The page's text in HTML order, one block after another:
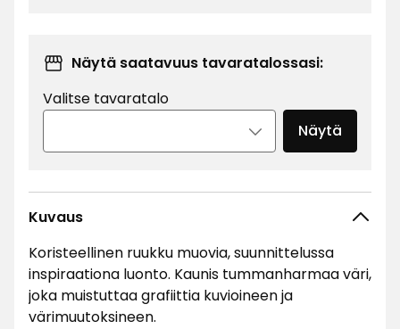
Näytä saatavuus tavaratalossasi:
Valitse tavaratalo
Näytä
Kuvaus
Koristeellinen ruukku muovia, suunnittelussa
inspiraationa luonto. Kaunis tummanharmaa väri,
joka muistuttaa grafiittia kuvioineen ja
värimuutoksineen.